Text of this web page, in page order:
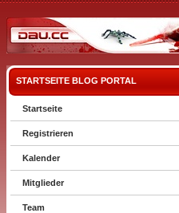
STARTSEITE BLOG PORTAL
Startseite
Registrieren
Kalender
Mitglieder
Team